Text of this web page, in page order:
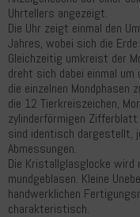
Uhrtellers angezeigt.
Die Uhr zeigt einmal den
Jahres, wobei sich die
Gleichzeitig umkreist der
dreht sich dabei einmal um
die einzelnen Mondphasen
die 12 Tierkreiszeichen,
zylinderförmigen Zifferblatt
sind identisch dargestellt,
Abmessungen.
Die Kristallglasglocke wird
mundgeblasen. Kleine
handwerklichen
charakteristisch.